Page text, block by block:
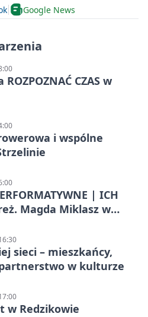
Google News
CZAS w
i wspólne
| ICH
Magda Miklasz w
sieci – mieszkańcy,
w kulturze
w Redzikowie